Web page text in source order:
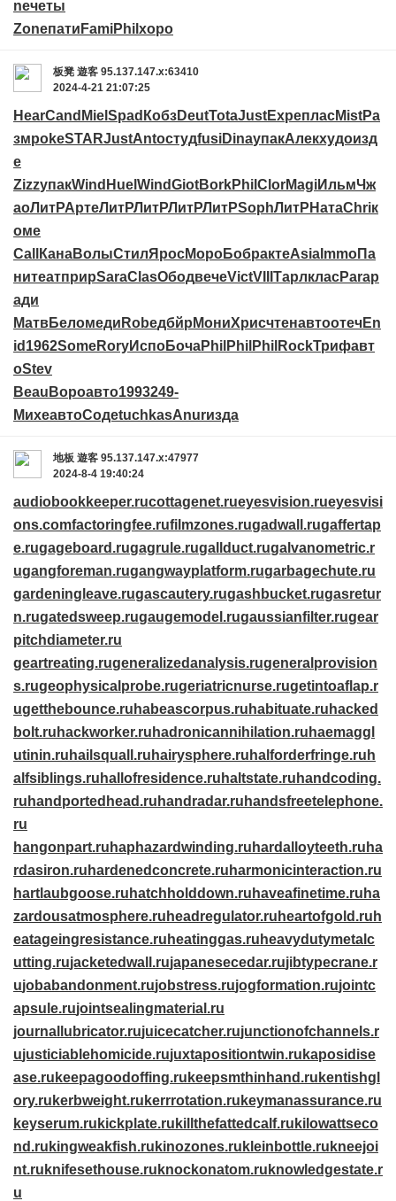
neчеты
Zoneпати FamiPhil хоро
板凳 遊客 95.137.147.x:63410
2024-4-21 21:07:25
HearCand Miel Spad КобзDeutTotaJustExpeпласMistРа
змpokeSTARJustAntoстудfusiDinaупакАлекхудоизд
е
ZizzупакWind Huel WindGiotBorkPhil ClorMagiИльмЧж
аоЛитРАртеЛитРЛитРЛитРЛитРSophЛитР НатаChriк
оме
Call
КанаВолыСтилЯросМороБобрактеAsia ImmoПа
нитеатприрSaraClasОбодвечеVictVIII ТарлкласParaр
ади
МатвБеломеди Robeдбйр МониХрисчтенавтоотечEn
id 1962SomeRoryИспоБочаPhil Phil Phil RockТрифавт
оStev
Beau Вороавто1993249-
МихеавтоСодеtuchkasAnurизда
地板 遊客 95.137.147.x:47977
2024-8-4 19:40:24
audiobookkeeper.rucottagenet.rueyesvision.rueyesvisi
ons.comfactoringfee.rufilmzones.rugadwall.rugaffertap
e.rugageboard.rugagrule.rugallduct.rugalvanometric.r
ugangforeman.rugangwayplatform.rugarbagechute.ru
gardeningleave.rugascautery.rugashbucket.rugasretur
n.rugatedsweep.rugaugemodel.rugaussianfilter.rugear
pitchdiameter.ru
geartreating.rugeneralizedanalysis.rugeneralprovision
s.rugeophysicalprobe.rugeriatricnurse.rugetintoaflap.r
ugetthebounce.ru habeascorpus.ru habituate.ru hacked
bolt.ru hackworker.ru hadronicannihilation.ru haemaggl
utinin.ru hailsquall.ru hairysphere.ru halforderfringe.ru h
alfsiblings.ru hallofresidence.ru haltstate.ru handcoding.
ru handportedhead.ru handradar.ru handsfreetelephone.
ru
hangonpart.ru haphazardwinding.ru hardalloyteeth.ru ha
rdasiron.ru hardenedconcrete.ru harmonicinteraction.ru
hartlaubgoose.ru hatchholddown.ru haveafinetime.ru ha
zardousatmosphere.ru headregulator.ru heartofgold.ru h
eatageingresistance.ru heatinggas.ru heavydutymetalc
utting.rujacketedwall.rujapanesecedar.rujibtypecrane.r
ujobabandonment.rujobstress.rujogformation.rujointc
apsule.rujointsealingmaterial.ru
journallubricator.rujuicecatcher.rujunctionofchannels.r
ujusticiablehomicide.rujuxtapositiontwin.ru kaposidise
ase.ru keepagoodoffing.ru keepsmthinhand.ru kentishgl
ory.ru kerbweight.ru kerrrotation.ru keymanassurance.ru
keyserum.ru kickplate.ru killthefattedcalf.ru kilowattseco
nd.ru kingweakfish.ru kinozones.ru kleinbottle.ru kneejoi
nt.ru knifesethouse.ru knockonatom.ru knowledgestate.r
u